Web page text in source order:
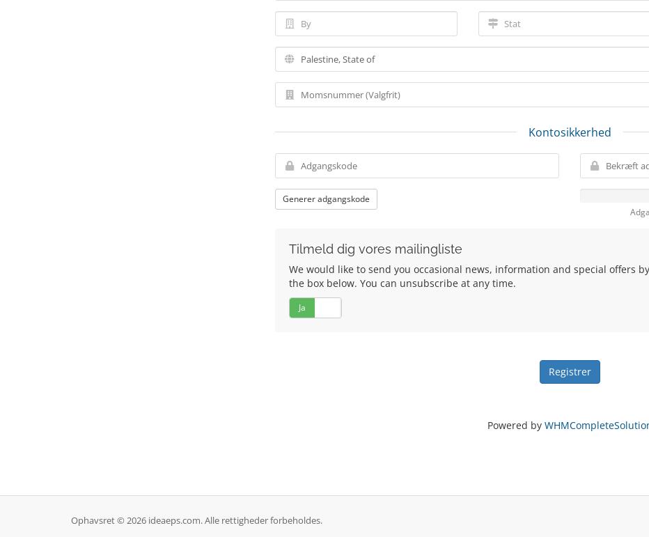
Kontosikkerhed
Generer adgangskode
Tilmeld dig vores mailingliste
We would like to send you occasional news, information and special offers
the box below. You can unsubscribe at any time.
Ja
Powered by
Ophavsret © 2026 ideaeps.com. Alle rettigheder forbeholdes.